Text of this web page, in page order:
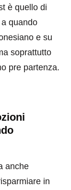
è quello di
quando
e su
soprattutto
pre partenza.
anche
in